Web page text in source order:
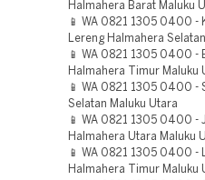
Halmahera Barat Maluku
📱 WA 0821 1305 0400 -
Lereng Halmahera
📱 WA 0821 1305 0400 -
Halmahera Timur Maluku
📱 WA 0821 1305 0400 -
Selatan Maluku Utara
📱 WA 0821 1305 0400 -
Halmahera Utara Maluku
📱 WA 0821 1305 0400 -
Halmahera Timur Maluku